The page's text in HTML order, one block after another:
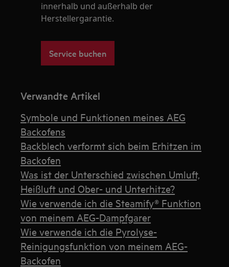
innerhalb und außerhalb der
Herstellergarantie.
Service buchen
Verwandte Artikel
Symbole und Funktionen meines AEG
Backofens
Backblech verformt sich beim Erhitzen im
Backofen
Was ist der Unterschied zwischen Umluft,
Heißluft und Ober- und Unterhitze?
Wie verwende ich die Steamify® Funktion
von meinem AEG-Dampfgarer
Wie verwende ich die Pyrolyse-
Reinigungsfunktion von meinem AEG-
Backofen